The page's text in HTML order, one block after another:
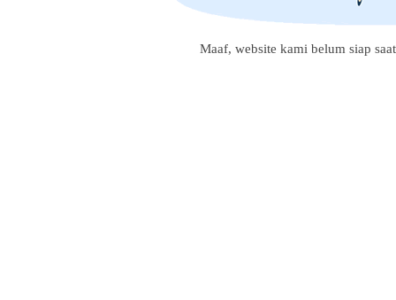
Maaf, website kami belum siap